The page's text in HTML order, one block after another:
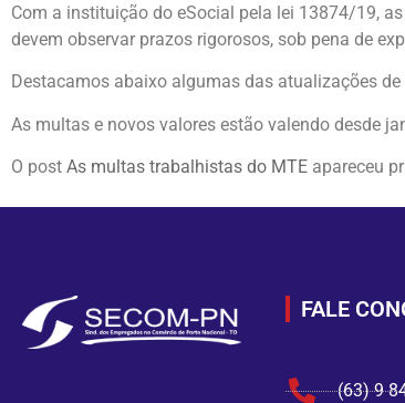
Com a instituição do eSocial pela lei 13874/19,
devem observar prazos rigorosos, sob pena de
Destacamos abaixo algumas das atualizações
As multas e novos valores estão valendo desde
O post As multas trabalhistas do MTE apareceu
FALE
(63) 9